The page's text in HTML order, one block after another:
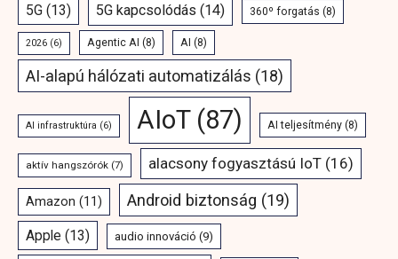
5G (13) 5G kapcsolódás (14) 360º forgatás (8)
2026 (6) Agentic AI (8) AI (8)
AI-alapú hálózati automatizálás (18)
AI infrastruktúra (6) AIoT(87) AI teljesítmény (8)
aktív hangszórók (7) alacsony fogyasztású IoT (16)
Amazon (11) Android biztonság (19)
Apple (13) audio innováció (9)